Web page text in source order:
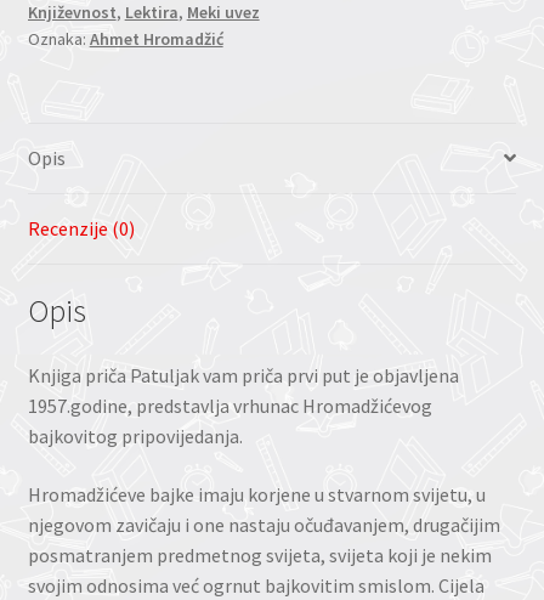
količina
Književnost, Lektira, Meki uvez
Oznaka: Ahmet Hromadžić
Opis
Recenzije (0)
Opis
Knjiga priča Patuljak vam priča prvi put je objavljena
1957.godine, predstavlja vrhunac Hromadžićevog
bajkovitog pripovijedanja.
Hromadžićeve bajke imaju korjene u stvarnom svijetu, u
njegovom zavičaju i one nastaju očuđavanjem, drugačijim
posmatranjem predmetnog svijeta, svijeta koji je nekim
svojim odnosima već ogrnut bajkovitim smislom. Cijela